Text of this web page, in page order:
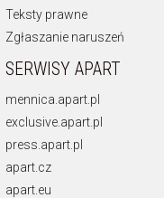
Teksty prawne
Zgłaszanie naruszeń
SERWISY APART
mennica.apart.pl
exclusive.apart.pl
press.apart.pl
apart.cz
apart.eu